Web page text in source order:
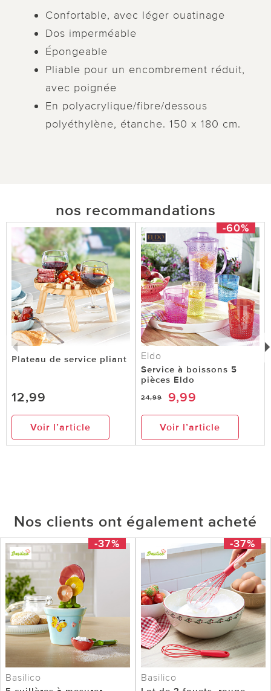
Confortable, avec léger ouatinage
Dos imperméable
Épongeable
Pliable pour un encombrement réduit,
avec poignée
En polyacrylique/fibre/dessous
polyéthylène, étanche. 150 x 180 cm.
nos recommandations
Plateau de service pliant
12,99
Voir l’article
-60%
Eldo
Service à boissons 5
pièces Eldo
24,99 9,99
Voir l’article
Nos clients ont également acheté
-37%
Basilico
-37%
Basilico